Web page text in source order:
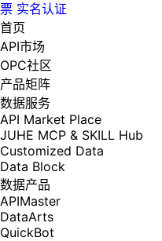
票 实名认证
首页
API市场
OPC社区
产品矩阵
数据服务
API Market Place
JUHE MCP & SKILL Hub
Customized Data
Data Block
数据产品
APIMaster
DataArts
QuickBot